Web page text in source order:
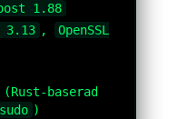
1.88
3.13 ,
OpenSSL
(Rust-baserad
sudo )